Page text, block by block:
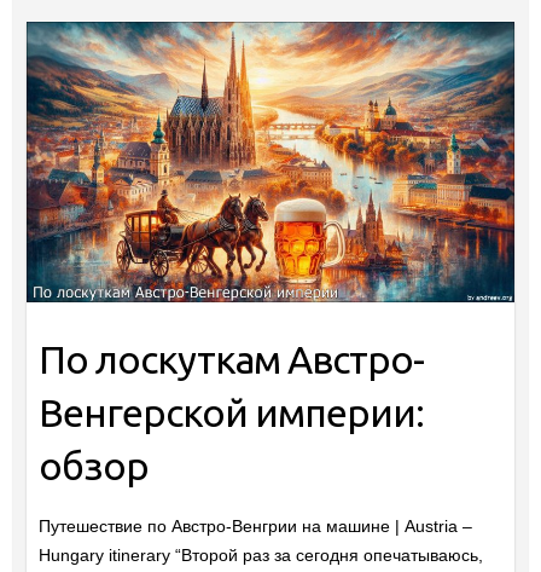
По лоскуткам Австро-
Венгерской империи:
обзор
Путешествие по Австро-Венгрии на машине | Austria –
Hungary itinerary “Второй раз за сегодня опечатываюсь,